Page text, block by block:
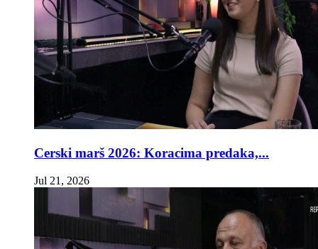
Cerski marš 2026: Koracima predaka,...
Jul 21, 2026